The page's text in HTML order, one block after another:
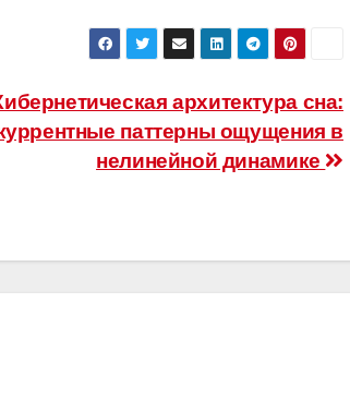
архитектура сна:
паттерны ощущения в
нелинейной динамике